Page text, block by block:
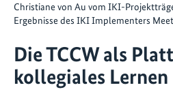
Christiane von Au vom IKI-
Ergebnisse des IKI Implementers
Die TCCW als
kollegiales Lernen